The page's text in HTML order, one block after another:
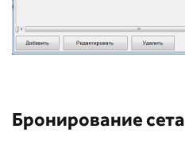
Бронирование сета